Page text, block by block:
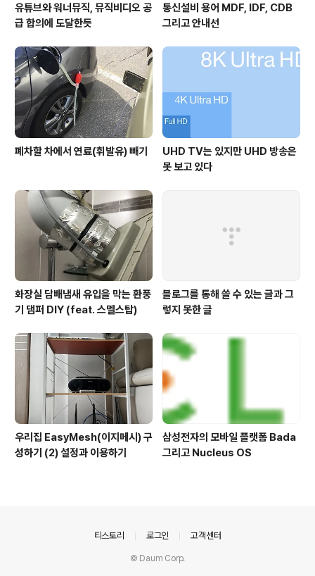
유튜브와 워너뮤직, 뮤직비디오 공
급 합의에 도달한듯
통신설비 용어 MDF, IDF, CDB
그리고 안내선
폐차할 차에서 연료(휘발유) 빼기
UHD TV는 있지만 UHD 방송은
못 보고 있다
화장실 담배냄새 유입을 막는 환풍
기 댐퍼 DIY (feat. 스멜스탑)
블로그를 통해 쓸 수 있는 글과 그
렇지 못한 글
우리집 EasyMesh(이지메시) 구
성하기 (2) 설정과 이용하기
삼성전자의 모바일 플랫폼 Bada
그리고 Nucleus OS
티스토리 로그인 고객센터
© Daum Corp.